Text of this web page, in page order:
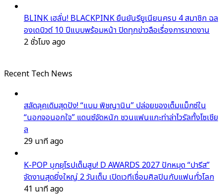
BLINK เฮลั่น! BLACKPINK ยืนยันรียูเนียนครบ 4 สมาชิก ฉล
องเดบิวต์ 10 ปีแบบพร้อมหน้า ปิดทุกข่าวลือเรื่องการขาดงาน
2 ชั่วโมง ago
Recent Tech News
สลัดลุคเดิมสุดปัง! “แบม พิชญานิน” ปล่อยของเต็มแม็กซ์ใน
“นอกจอนอกใจ” แดนซ์จัดหนัก ชวนแฟนแกะท่าล่าไวรัลทั้งโซเชีย
ล
29 นาที ago
K-POP บุกยุโรปเต็มสูบ! D AWARDS 2027 ปักหมุด “ปารีส”
จัดงานสุดยิ่งใหญ่ 2 วันเต็ม เปิดเวทีเชื่อมศิลปินกับแฟนทั่วโลก
41 นาที ago